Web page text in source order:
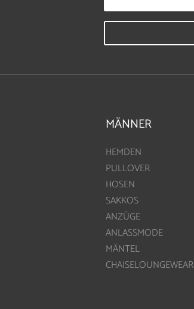
MÄNNER
HEMDEN
PULLOVER
HOSEN
SAKKOS
ANZÜGE
ANLASSMODE
MÄNTEL
CHAISELOUNGEWEAR